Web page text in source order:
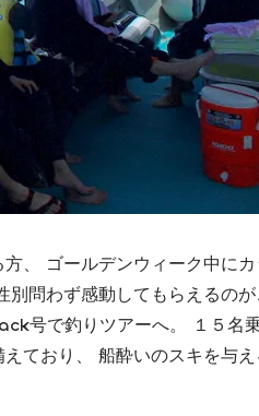
、 ゴールデンウィーク中に
問わず感動してもらえるのが
号で釣りツアーへ。 １５名
ており、 船酔いのスキを与え